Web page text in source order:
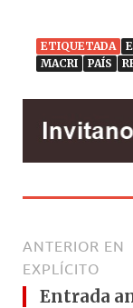
ETIQUETADA
MACRI
PAÍS
ANTERIOR EN
EXPLÍCITO
Entrada